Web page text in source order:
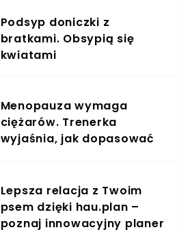
Podsyp doniczki z
bratkami. Obsypią się
kwiatami
Menopauza wymaga
ciężarów. Trenerka
wyjaśnia, jak dopasować
Lepsza relacja z Twoim
psem dzięki hau.plan –
poznaj innowacyjny planer